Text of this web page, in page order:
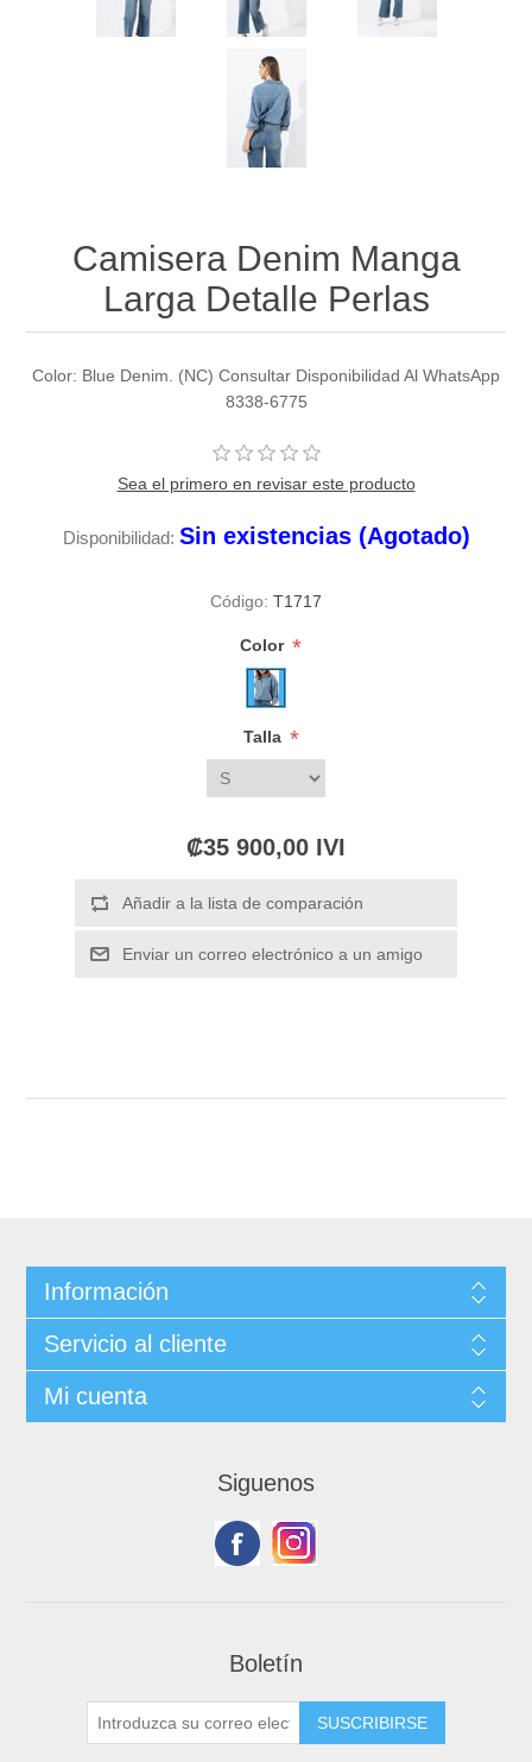
Camisera Denim Manga
Larga Detalle Perlas
Color: Blue Denim. (NC) Consultar Disponibilidad Al WhatsApp
8338-6775
Sea el primero en revisar este producto
Disponibilidad: Sin existencias (Agotado)
Código: T1717
Color *
Talla *
₡35 900,00 IVI
Información
Servicio al cliente
Mi cuenta
Siguenos
Boletín